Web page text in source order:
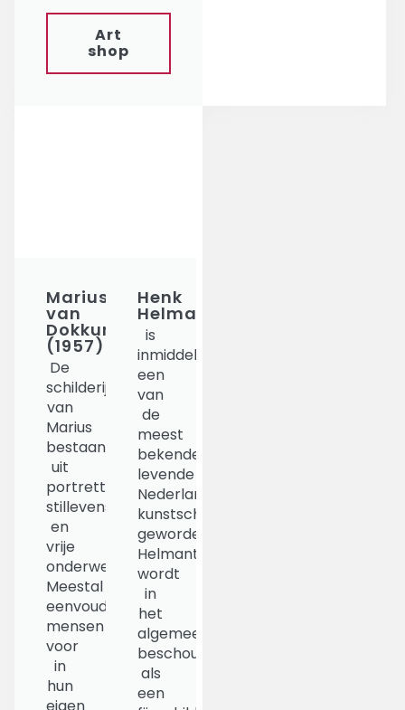
Art
shop
Marius
van
Dokkum
(1957)
De
schilderijen
van
Marius
bestaan
uit
portretten,
stillevens
en
vrije
onderwerpen.
Meestal
eenvoudige
mensen
voor
in
hun
Henk
Helmantel(1945)
is
inmiddels
een
van
de
meest
bekende
levende
Nederlandse
kunstschilders
geworden.
Helmantel
wordt
in
het
algemeen
beschouwd
als
een